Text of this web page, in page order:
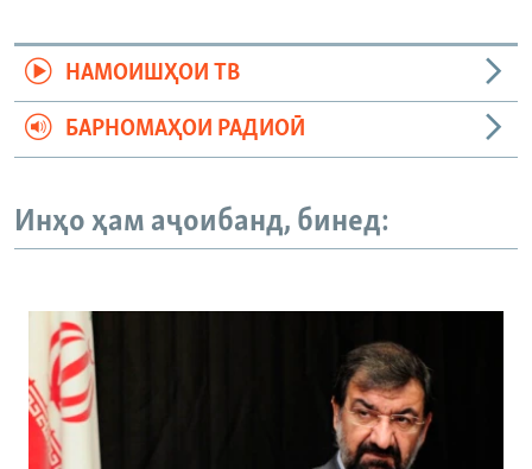
НАМОИШҲОИ ТВ
БАРНОМАҲОИ РАДИОӢ
Инҳо ҳам аҷоибанд, бинед: